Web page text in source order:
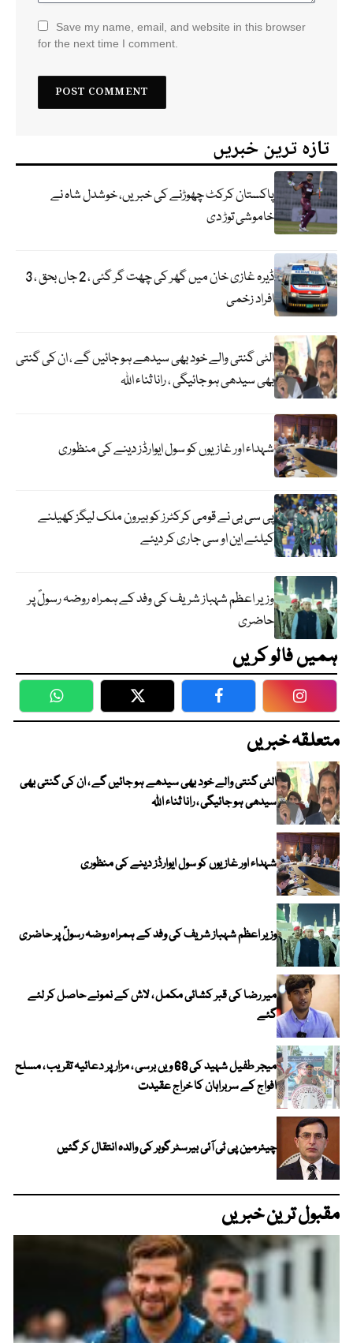
Save my name, email, and website in this browser
for the next time I comment.
تازہ ترین خبریں
پاکستان کرکٹ چھوڑنے کی خبریں، خوشدل شاہ نے
خاموشی توڑ دی
ڈیرہ غازی خان میں گھر کی چھت گر گئی ، 2 جاں بحق ، 3
افراد زخمی
الٹی گنتی والے خود بھی سیدھے ہو جائیں گے ، ان کی گنتی
بھی سیدھی ہو جائیگی ، رانا ثناء اللہ
شہداء اور غازیوں کو سول ایوارڈز دینے کی منظوری
پی سی بی نے قومی کرکٹرز کو بیرون ملک لیگز کھیلنے
کیلئے این او سی جاری کر دیئے
وزیر اعظم شہباز شریف کی وفد کے ہمراہ روضہ رسولؐ پر
حاضری
ہمیں فالو کریں
WhatsApp Twitter Facebook
متعلقہ خبریں
الٹی گنتی والے خود بھی سیدھے ہو جائیں گے ، ان کی گنتی بھی
سیدھی ہو جائیگی ، رانا ثناء اللہ
شہداء اور غازیوں کو سول ایوارڈز دینے کی منظوری
وزیر اعظم شہباز شریف کی وفد کے ہمراہ روضہ رسولؐ پر حاضری
میر رضا کی قبر کشائی مکمل ، لاش کے نمونے حاصل کر لئے
گئے
میجر طفیل شہید کی 68 ویں برسی ، مزار پر دعائیہ تقریب ، مسلح
افواج کے سربراہان کا خراج عقیدت
چیئرمین پی ٹی آئی بیرسٹر گوہر کی والدہ انتقال کر گئیں
مقبول ترین خبریں